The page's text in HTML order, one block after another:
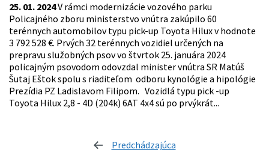
25. 01. 2024V rámci modernizácie vozového parku
Policajného zboru ministerstvo vnútra zakúpilo 60
terénnych automobilov typu pick-up Toyota Hilux v hodnote
3 792 528 €. Prvých 32 terénnych vozidiel určených na
prepravu služobných psov vo štvrtok 25. januára 2024
policajným psovodom odovzdal minister vnútra SR Matúš
Šutaj Eštok spolu s riaditeľom odboru kynológie a hipológie
Prezídia PZ Ladislavom Filipom. Vozidlá typu pick -up
Toyota Hilux 2,8 - 4D (204k) 6AT 4x4 sú po prvýkrát...
Predchádzajúca